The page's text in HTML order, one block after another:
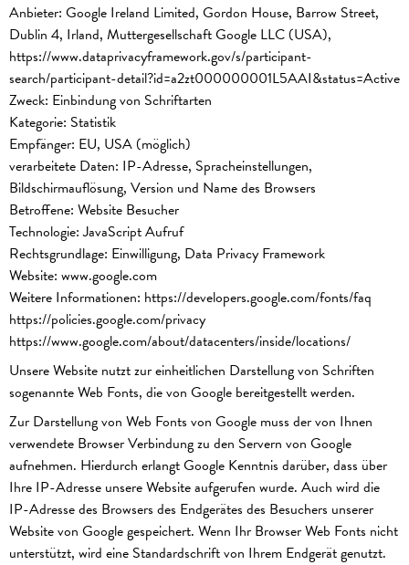
Anbieter: Google Ireland Limited, Gordon House, Barrow Street,
Dublin 4, Irland, Muttergesellschaft Google LLC (USA),
https://www.dataprivacyframework.gov/s/participant-
search/participant-detail?id=a2zt000000001L5AAI&status=Active
Zweck: Einbindung von Schriftarten
Kategorie: Statistik
Empfänger: EU, USA (möglich)
verarbeitete Daten: IP-Adresse, Spracheinstellungen,
Bildschirmauflösung, Version und Name des Browsers
Betroffene: Website Besucher
Technologie: JavaScript Aufruf
Rechtsgrundlage: Einwilligung, Data Privacy Framework
Website: www.google.com
Weitere Informationen: https://developers.google.com/fonts/faq
https://policies.google.com/privacy
https://www.google.com/about/datacenters/inside/locations/
Unsere Website nutzt zur einheitlichen Darstellung von Schriften
sogenannte Web Fonts, die von Google bereitgestellt werden.
Zur Darstellung von Web Fonts von Google muss der von Ihnen
verwendete Browser Verbindung zu den Servern von Google
aufnehmen. Hierdurch erlangt Google Kenntnis darüber, dass über
Ihre IP-Adresse unsere Website aufgerufen wurde. Auch wird die
IP-Adresse des Browsers des Endgerätes des Besuchers unserer
Website von Google gespeichert. Wenn Ihr Browser Web Fonts nicht
unterstützt, wird eine Standardschrift von Ihrem Endgerät genutzt.